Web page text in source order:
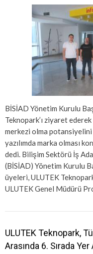
BİSİAD Yönetim Kurulu
Teknopark’ı ziyaret
merkezi olma potansiyelini
yazılımda marka olması
dedi. Bilişim Sektörü İş
(BİSİAD) Yönetim Kurulu
üyeleri, ULUTEK
ULUTEK Genel Müdürü
ULUTEK Teknopark,
Arasında 6. Sırada Yer